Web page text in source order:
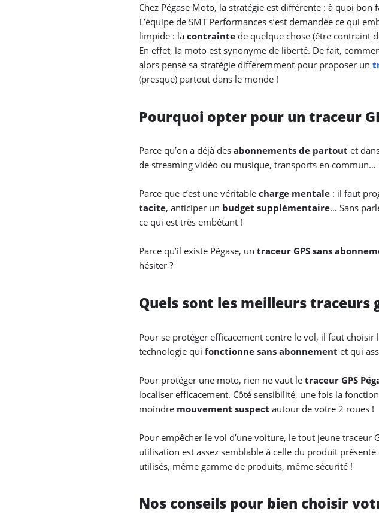
Chez Pégase Moto, la stratégie est différente : à quoi
L’équipe de SMT Performances s’est demandée ce qui
limpide : la contrainte de quelque chose (être contraint
En effet, la moto est synonyme de liberté. De fait,
alors pensé sa stratégie différemment pour proposer un
(presque) partout dans le monde !
Pourquoi opter pour un traceur
Parce qu’on a déjà des abonnements de partout et
de streaming vidéo ou musique, transports en commun…
Parce que c’est une véritable charge mentale : il faut
tacite, anticiper un budget supplémentaire… Sans
ce qui est très embêtant !
Parce qu’il existe Pégase, un traceur GPS sans
hésiter ?
Quels sont les meilleurs traceurs
Pour se protéger efficacement contre le vol, il faut
technologie qui fonctionne sans abonnement et qui
Pour protéger une moto, rien ne vaut le traceur GPS
localiser efficacement. Côté sensibilité, une fois la
moindre mouvement suspect autour de votre 2 roues !
Pour empêcher le vol d’une voiture, le tout jeune traceur
utilisation est assez semblable à celle du produit
utilisés, même gamme de produits, même sécurité !
Nos conseils pour bien choisir